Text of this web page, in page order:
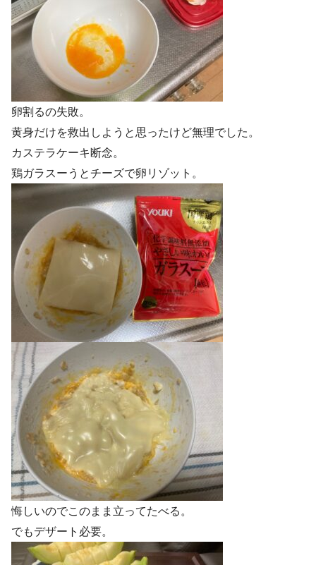
卵割るの失敗。
黄身だけを救出しようと思ったけど無理でした。
カステラケーキ断念。
鶏ガラスーうとチーズで卵リゾット。
悔しいのでこのまま立ってたべる。
でもデザート必要。